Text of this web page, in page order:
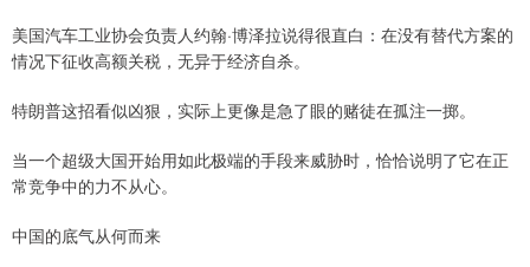
美国汽车工业协会负责人约翰·博泽拉说得很直白：在没有替代方案的
情况下征收高额关税，无异于经济自杀。
特朗普这招看似凶狠，实际上更像是急了眼的赌徒在孤注一掷。
当一个超级大国开始用如此极端的手段来威胁时，恰恰说明了它在正
常竞争中的力不从心。
中国的底气从何而来